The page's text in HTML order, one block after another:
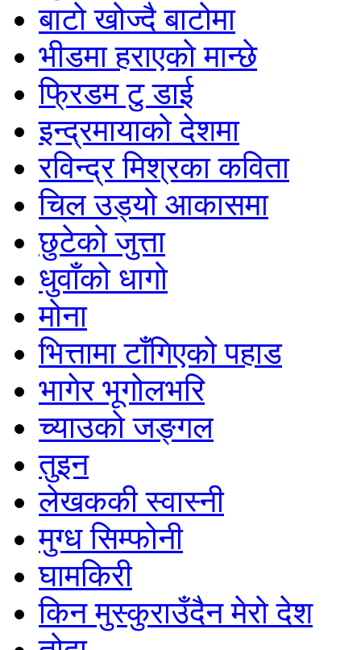
बाटो खोज्दै बाटोमा
भीडमा हराएको मान्छे
फ्रिडम टु डाई
इन्द्रमायाको देशमा
रविन्द्र मिश्रका कविता
चिल उड्यो आकासमा
छुटेको जुत्ता
धुवाँको धागो
मोना
भित्तामा टाँगिएको पहाड
भागेर भूगोलभरि
च्याउको जङ्गल
तुइन
लेखककी स्वास्नी
मुग्ध सिम्फोनी
घामकिरी
किन मुस्कुराउँदैन मेरो देश